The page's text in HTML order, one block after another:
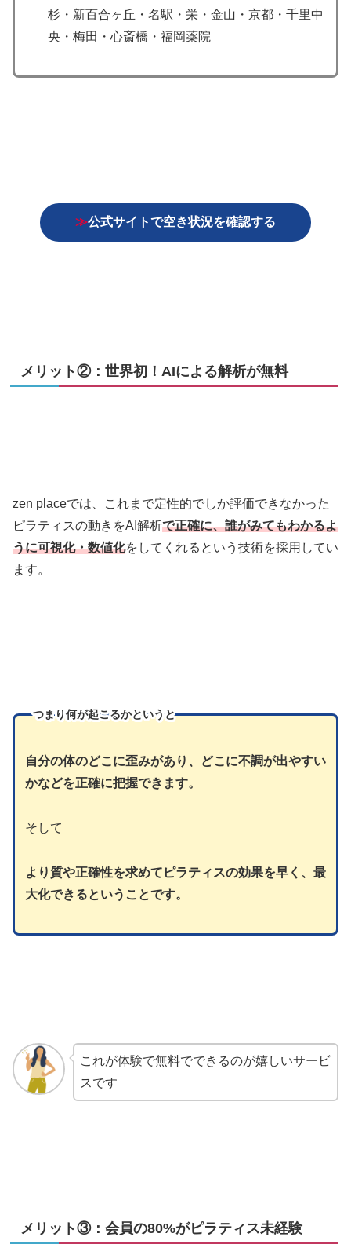
杉・新百合ヶ丘・名駅・栄・金山・京都・千里中
央・梅田・心斎橋・福岡薬院
≫公式サイトで空き状況を確認する
メリット②：世界初！AIによる解析が無料
zen placeでは、これまで定性的でしか評価できなかった
ピラティスの動きをAI解析で正確に、誰がみてもわかるよ
うに可視化・数値化をしてくれるという技術を採用してい
ます。
つまり何が起こるかというと
自分の体のどこに歪みがあり、どこに不調が出やすい
かなどを正確に把握できます。
そして
より質や正確性を求めてピラティスの効果を早く、最
大化できるということです。
これが体験で無料でできるのが嬉しいサービ
スです
メリット③：会員の80%がピラティス未経験